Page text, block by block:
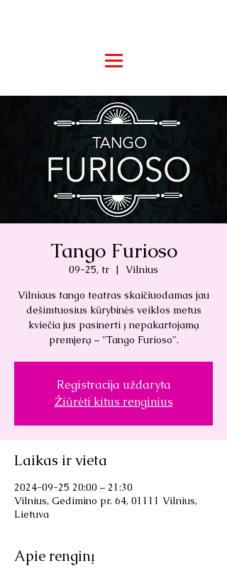
Tango Furioso
09-25, tr
  |
Vilnius
Vilniaus tango teatras skaičiuodamas jau
dešimtuosius kūrybinės veiklos metus
kviečia jus pasinerti į nepakartojamą
premjerą – "Tango Furioso".
Registracija uždaryta
Žiūrėti kitus renginius
Laikas ir vieta
2024-09-25 20:00 – 21:30
Vilnius, Gedimino pr. 64, 01111 Vilnius,
Lietuva
Apie renginį